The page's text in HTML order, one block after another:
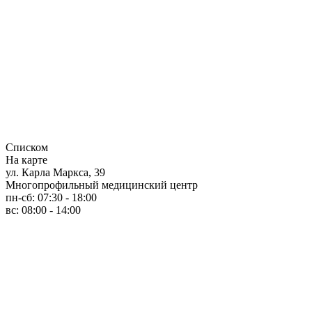
Списком
На карте
ул. Карла Маркса, 39
Многопрофильный медицинский центр
пн-сб: 07:30 - 18:00
вс: 08:00 - 14:00